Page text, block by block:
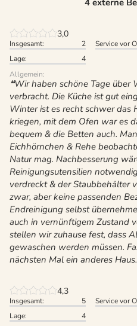
4 externe
3,0
Insgesamt: 2 Service vor
Lage:
4
Allgemein:
Wir haben schöne Tage über
verbracht. Die Küche ist gut
Winter ist es recht schwer das
kriegen, mit dem Ofen war es
bequem & die Betten auch.
Eichhörnchen & Rehe
Natur mag. Nachbesserung
Reinigungsutensilien
verdreckt & der Staubbehälter
zwar, aber keine passenden
Endreinigung selbst
auch in vernünftigem Zustand
stellen wir zuhause fest, dass
gewaschen werden müssen.
nächsten Mal ein anderes Haus.
4,3
Insgesamt: 5 Service vor
Lage:
4